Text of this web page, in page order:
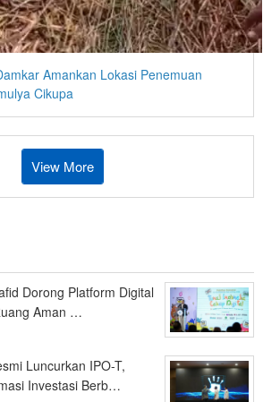
Amankan Lokasi Penemuan
Cikupa
View More
Dorong Platform Digital
Aman …
Luncurkan IPO-T,
Investasi Berb…